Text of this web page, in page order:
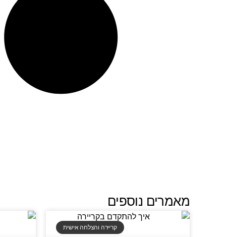
מאמרים נוספים
קריירה והצלחה אישית